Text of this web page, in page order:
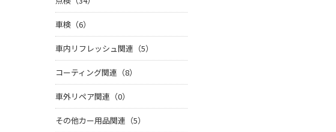
車検（6）
車内リフレッシュ関連（5）
コーティング関連（8）
車外リペア関連（0）
その他カー用品関連（5）